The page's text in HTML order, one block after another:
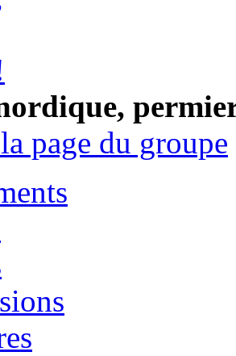
page du groupe